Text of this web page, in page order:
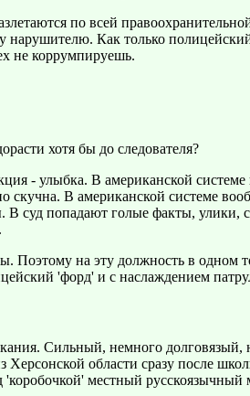
по всей
Как только
не коррумпируешь.
хотя бы до следователя?
- улыбка. В американской системе
скучна. В американской системе
попадают голые факты, улики,
на эту должность в одном
'форд' и с наслаждением
Сильный, немного
области сразу после
местный русскоязычный